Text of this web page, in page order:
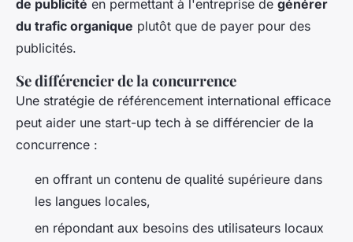
de publicité en permettant à l'entreprise de générer
du trafic organique plutôt que de payer pour des
publicités.
Se différencier de la concurrence
Une stratégie de référencement international efficace
peut aider une start-up tech à se différencier de la
concurrence :
en offrant un contenu de qualité supérieure dans
les langues locales,
en répondant aux besoins des utilisateurs locaux